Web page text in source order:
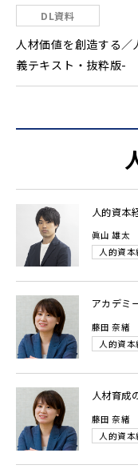
DL資料
人材価値を創造する
義テキスト・抜粋版-
人的資本
眞山 雄太
人的資
アカデミ
藤田 奈緒
人的資
人材育成
藤田 奈緒
人的資